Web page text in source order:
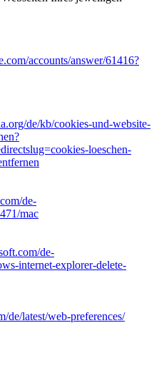
accounts/answer/61416?
de/kb/cookies-und-website-
loeschen-
de-
mac
de-
internet-explorer-delete-
de/latest/web-preferences/